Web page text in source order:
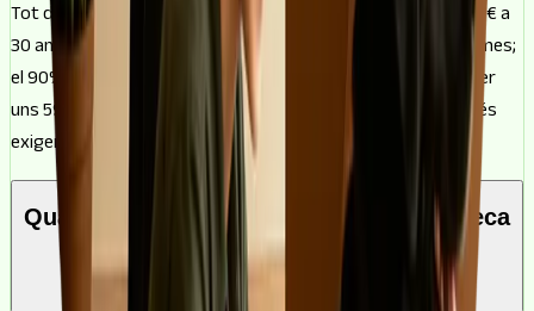
Tot depèn de quant cobreixi el banc. Sobre un pis de 150.000 € a
30 anys i 2,5% de TIN, el 80% (120.000 €) surt per uns 474 €/mes;
el 90% (135.000 €) per uns 533 €/mes; i el 100% (150.000 €) per
uns 593 €/mes. A més percentatge finançat, més quota i més
exigent es torna l'estudi del banc.
Quant estalvi necessito per a una hipoteca
de 150.000 €?